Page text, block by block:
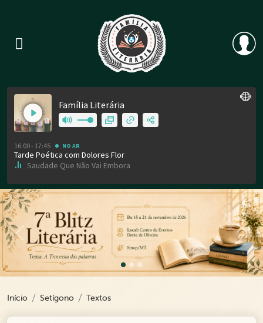
Previous
Início Setígono Textos